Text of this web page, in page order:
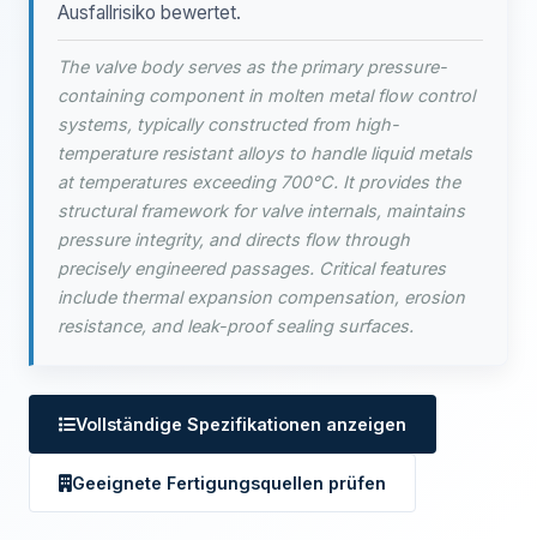
Ausfallrisiko bewertet.
The valve body serves as the primary pressure-
containing component in molten metal flow control
systems, typically constructed from high-
temperature resistant alloys to handle liquid metals
at temperatures exceeding 700°C. It provides the
structural framework for valve internals, maintains
pressure integrity, and directs flow through
precisely engineered passages. Critical features
include thermal expansion compensation, erosion
resistance, and leak-proof sealing surfaces.
Vollständige Spezifikationen anzeigen
Geeignete Fertigungsquellen prüfen